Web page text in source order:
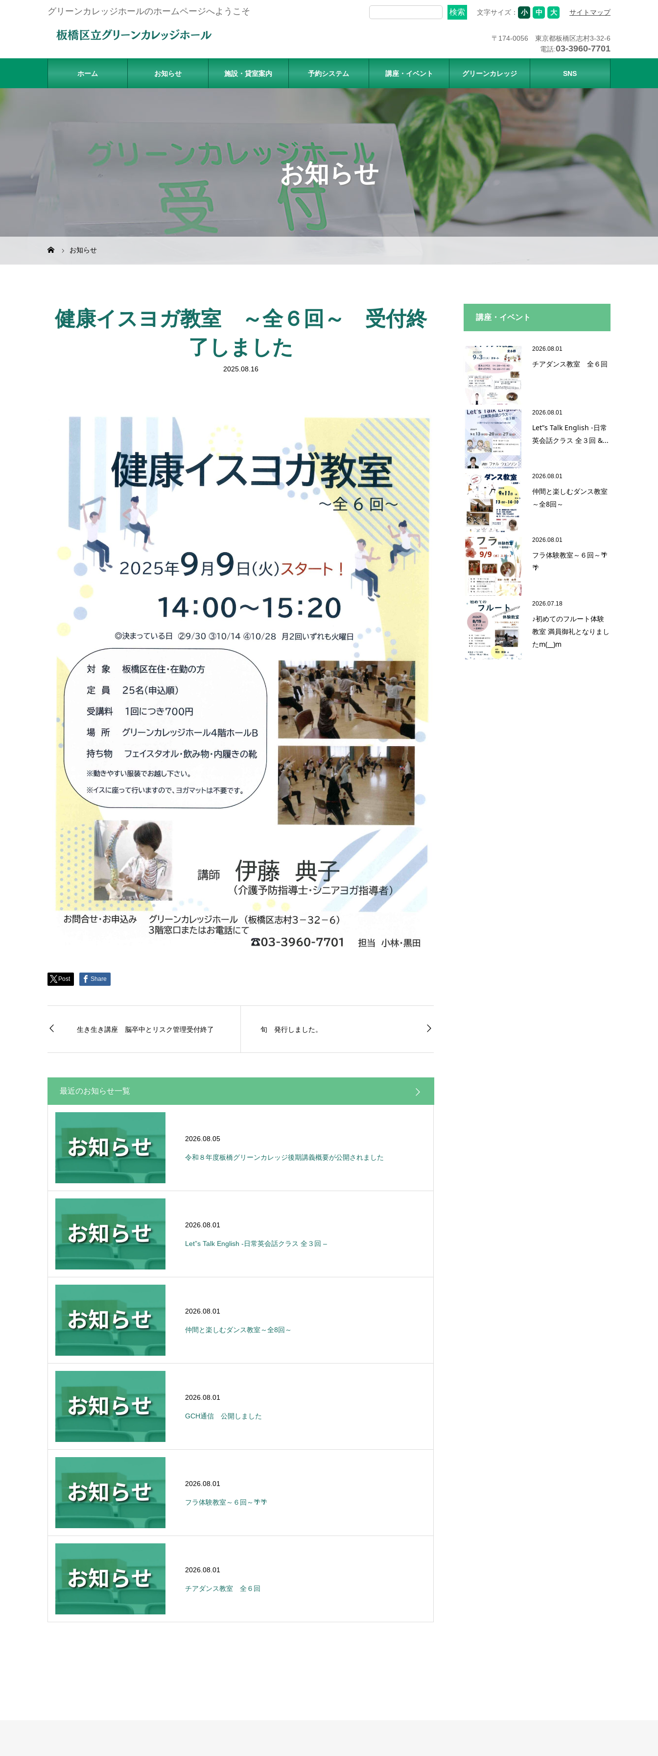
グリーンカレッジホールのホームページへようこそ 文字サイズ： 小 中 大 サイトマップ
〒174-0056 東京都板橋区志村3-32-6
電話:03-3960-7701
ホーム お知らせ 施設・貸室案内 予約システム 講座・イベント グリーンカレッジ SNS
お知らせ
お知らせ
健康イスヨガ教室 ～全６回～ 受付終
了しました
2025.08.16
Post Share
生き生き講座 脳卒中とリスク管理受付終了 旬 発行しました。
最近のお知らせ一覧
2026.08.05
令和８年度板橋グリーンカレッジ後期講義概要が公開されました
2026.08.01
Let”s Talk English -日常英会話クラス 全３回 –
2026.08.01
仲間と楽しむダンス教室～全8回～
2026.08.01
GCH通信 公開しました
2026.08.01
フラ体験教室～６回～🌴🌴
2026.08.01
チアダンス教室 全６回
講座・イベント
2026.08.01
チアダンス教室 全６回
2026.08.01
Let”s Talk English -日常
英会話クラス 全３回 &...
2026.08.01
仲間と楽しむダンス教室
～全8回～
2026.08.01
フラ体験教室～６回～🌴
🌴
2026.07.18
♪初めてのフルート体験
教室 満員御礼となりまし
たm(__)m